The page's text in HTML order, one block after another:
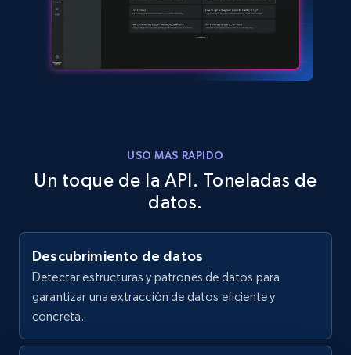
USO MÁS RÁPIDO
Un toque de la API. Toneladas de
datos.
Descubrimiento de datos
Detectar estructuras y patrones de datos para
garantizar una extracción de datos eficiente y
concreta.